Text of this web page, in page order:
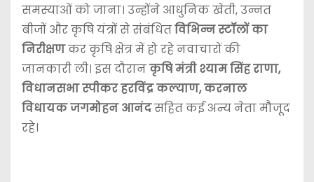
समस्याओं को जाना। उन्होंने आधुनिक खेती, उन्नत
बीजों और कृषि यंत्रों से संबंधितविभिन्न स्टॉलों का
निरीक्षणकर कृषि क्षेत्र में हो रहे नवाचारों की
जानकारी ली। इस दौरानकृषि मंत्री श्याम सिंह राणा,
विधानसभा स्पीकर हरविंद्र कल्याण, करनाल
विधायक जगमोहन आनंदसहित कई अन्य नेता मौजूद
रहे।